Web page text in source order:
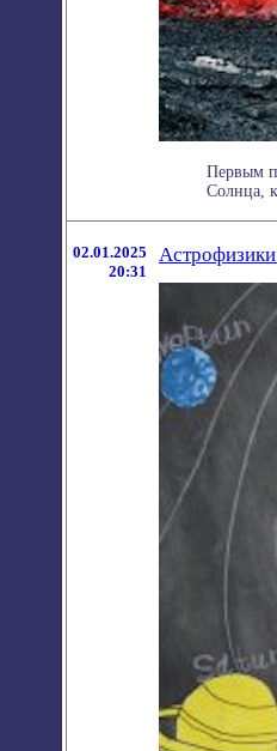
Первым
Солнца,
02.01.2025
20:31